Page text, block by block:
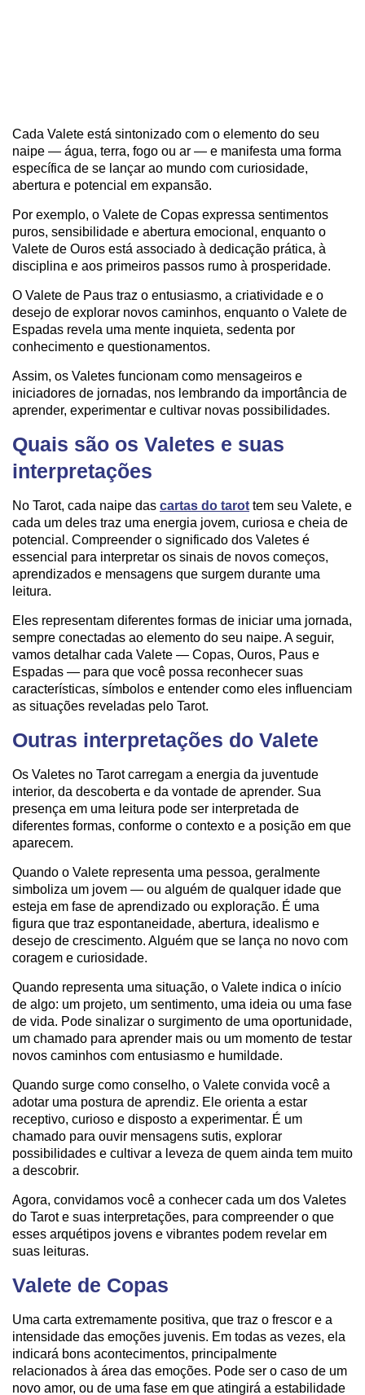
Cada Valete está sintonizado com o elemento do seu
naipe — água, terra, fogo ou ar — e manifesta uma forma
específica de se lançar ao mundo com curiosidade,
abertura e potencial em expansão.
Por exemplo, o Valete de Copas expressa sentimentos
puros, sensibilidade e abertura emocional, enquanto o
Valete de Ouros está associado à dedicação prática, à
disciplina e aos primeiros passos rumo à prosperidade.
O Valete de Paus traz o entusiasmo, a criatividade e o
desejo de explorar novos caminhos, enquanto o Valete de
Espadas revela uma mente inquieta, sedenta por
conhecimento e questionamentos.
Assim, os Valetes funcionam como mensageiros e
iniciadores de jornadas, nos lembrando da importância de
aprender, experimentar e cultivar novas possibilidades.
Quais são os Valetes e suas
interpretações
No Tarot, cada naipe das cartas do tarot tem seu Valete, e
cada um deles traz uma energia jovem, curiosa e cheia de
potencial. Compreender o significado dos Valetes é
essencial para interpretar os sinais de novos começos,
aprendizados e mensagens que surgem durante uma
leitura.
Eles representam diferentes formas de iniciar uma jornada,
sempre conectadas ao elemento do seu naipe. A seguir,
vamos detalhar cada Valete — Copas, Ouros, Paus e
Espadas — para que você possa reconhecer suas
características, símbolos e entender como eles influenciam
as situações reveladas pelo Tarot.
Outras interpretações do Valete
Os Valetes no Tarot carregam a energia da juventude
interior, da descoberta e da vontade de aprender. Sua
presença em uma leitura pode ser interpretada de
diferentes formas, conforme o contexto e a posição em que
aparecem.
Quando o Valete representa uma pessoa, geralmente
simboliza um jovem — ou alguém de qualquer idade que
esteja em fase de aprendizado ou exploração. É uma
figura que traz espontaneidade, abertura, idealismo e
desejo de crescimento. Alguém que se lança no novo com
coragem e curiosidade.
Quando representa uma situação, o Valete indica o início
de algo: um projeto, um sentimento, uma ideia ou uma fase
de vida. Pode sinalizar o surgimento de uma oportunidade,
um chamado para aprender mais ou um momento de testar
novos caminhos com entusiasmo e humildade.
Quando surge como conselho, o Valete convida você a
adotar uma postura de aprendiz. Ele orienta a estar
receptivo, curioso e disposto a experimentar. É um
chamado para ouvir mensagens sutis, explorar
possibilidades e cultivar a leveza de quem ainda tem muito
a descobrir.
Agora, convidamos você a conhecer cada um dos Valetes
do Tarot e suas interpretações, para compreender o que
esses arquétipos jovens e vibrantes podem revelar em
suas leituras.
Valete de Copas
Uma carta extremamente positiva, que traz o frescor e a
intensidade das emoções juvenis. Em todas as vezes, ela
indicará bons acontecimentos, principalmente
relacionados à área das emoções. Pode ser o caso de um
novo amor, ou de uma fase em que atingirá a estabilidade